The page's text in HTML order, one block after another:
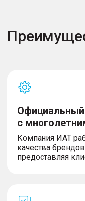
с
Компания ИАТ
качества
предоставляя